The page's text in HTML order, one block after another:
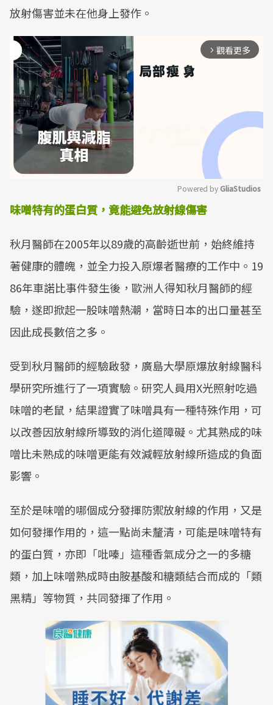
放射傷害並未在他身上發作。
arrow_forward_ios 觀看更多
Powered by GliaStudios
味噌特有的蛋白質，竟能避免放射線傷害
秋月醫師在2005年以89歲的高齡逝世前，始終維持
著健康的體魄，並全力投入原爆者醫療的工作中。19
86年車諾比事件發生後，歐洲人得知秋月醫師的經
驗，遂即掀起一股味噌熱潮，當時日本的出口量甚至
因此成長數倍之多。
受到秋月醫師的經驗啟發，廣島大學原爆放射線醫科
學研究所進行了一項實驗。研究人員用X光照射吃過
味噌的老鼠，結果證實了味噌具有一種特殊作用，可
以改善因放射線所導致的消化道障礙。尤其熟成的味
噌比未熟成的味噌更能有效減輕放射線所造成的負面
影響。
至於是味噌的哪個成分發揮防禦放射線的作用，又是
如何發揮作用的，這一點尚未釐清，可能是味噌特有
的蛋白質，亦即「吡嗪」這種香氣成分之一的多糖
類，加上味噌熟成時由胺基酸和糖類結合而成的「類
黑精」等物質，共同發揮了作用。